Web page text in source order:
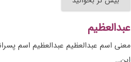
عبدالعظیم